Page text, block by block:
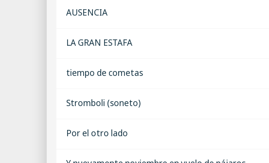
AUSENCIA
LA GRAN ESTAFA
tiempo de cometas
Stromboli (soneto)
Por el otro lado